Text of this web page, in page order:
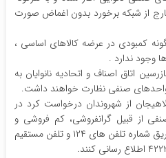
از شبکه برخورد بدون اغماض صورت
کمبودی در عرضه کالاهای اساسی ،
وجود ندارد .
اتاق اصناف و اتحادیه نانوایان به
صنفی نظارت خواهند داشت.
از شهروندان درخواست کرد در
از قبیل گرانفروشی، کم فروشی و
عرضه خارج از شبکه مراتب را از طریق شماره تلفن های ۱۲۴ و تلفن مستقیم